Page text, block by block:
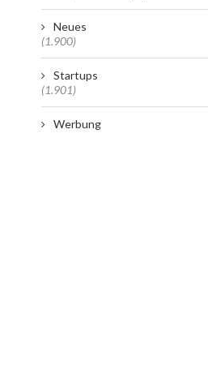
Neues
(1.900)
Startups
(1.901)
Werbung